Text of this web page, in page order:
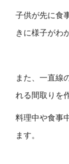
子供が先に食
きに様子がわ
また、一直線
れる間取りを
料理中や食事
ます。